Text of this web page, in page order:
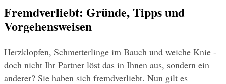
Fremdverliebt: Gründe, Tipps und
Vorgehensweisen
Herzklopfen, Schmetterlinge im Bauch und weiche Knie -
doch nicht Ihr Partner löst das in Ihnen aus, sondern ein
anderer? Sie haben sich fremdverliebt. Nun gilt es